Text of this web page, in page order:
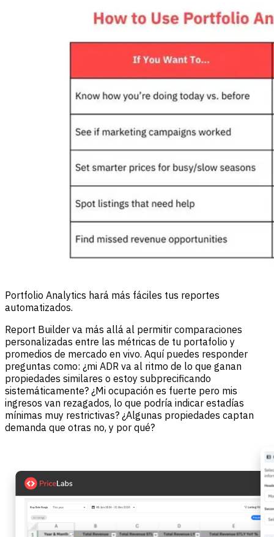
Portfolio Analytics hará más fáciles tus reportes
automatizados.
Report Builder va más allá al permitir comparaciones
personalizadas entre las métricas de tu portafolio y
promedios de mercado en vivo. Aquí puedes responder
preguntas como: ¿mi ADR va al ritmo de lo que ganan
propiedades similares o estoy subprecificando
sistemáticamente? ¿Mi ocupación es fuerte pero mis
ingresos van rezagados, lo que podría indicar estadías
mínimas muy restrictivas? ¿Algunas propiedades captan
demanda que otras no, y por qué?